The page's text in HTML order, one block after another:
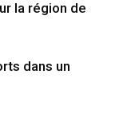
la région de
dans un